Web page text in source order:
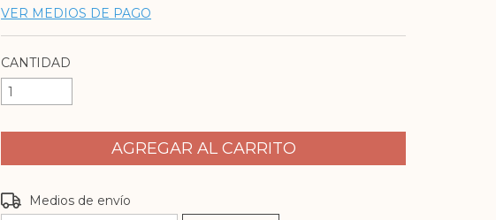
VER MEDIOS DE PAGO
CANTIDAD
Entregas para el CP:
Medios de envío